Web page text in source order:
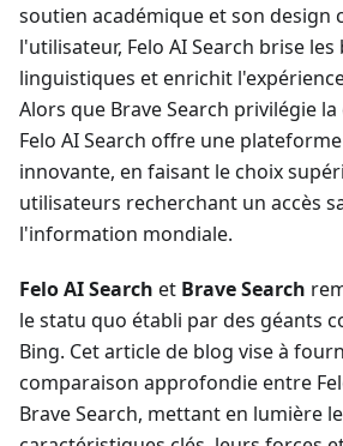
soutien académique et son design
l'utilisateur, Felo AI Search brise
linguistiques et enrichit
Alors que Brave Search privilégie
Felo AI Search offre une
innovante, en faisant le choix
utilisateurs recherchant un accès
l'information mondiale.
Felo AI Search et Brave Search
le statu quo établi par des géants
Bing. Cet article de blog vise à
comparaison approfondie entre
Brave Search, mettant en lumière